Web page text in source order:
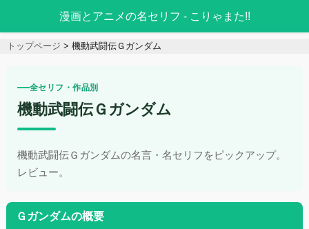
漫画とアニメの名セリフ - こりゃまた!!
トップページ 機動武闘伝Ｇガンダム
全セリフ・作品別
機動武闘伝Ｇガンダム
機動武闘伝Ｇガンダムの名言・名セリフをピックアップ。
レビュー。
Ｇガンダムの概要